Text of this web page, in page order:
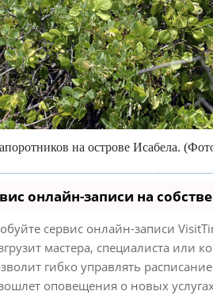
на острове Исабела.
онлайн-записи на
сервис онлайн-записи
мастера, специалиста или
гибко управлять
оповещения о новых